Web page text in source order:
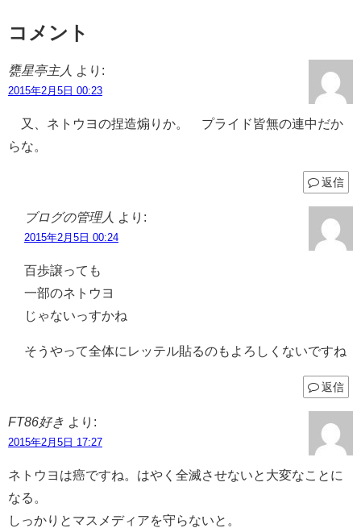
コメント
甕星亭主人 より:
2015年2月5日 00:23
又、ネトウヨの捏造煽りか。 プライド皆無の連中だか
らな。
返信
ブログの管理人 より:
2015年2月5日 00:24
百歩譲っても
一部のネトウヨ
じゃないっすかね
そうやって全体にレッテル貼るのもよろしくないですね
返信
FT86好き より:
2015年2月5日 17:27
ネトウヨは癌ですね。はやく全滅させないと大変なことに
なる。
しっかりとマスメディアを守らないと。